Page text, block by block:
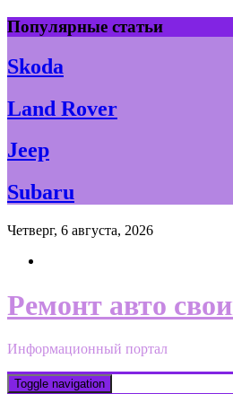
Skip
to
content
Популярные статьи
Skoda
Land Rover
Jeep
Subaru
Четверг, 6 августа, 2026
Ремонт авто
Информационный портал
Toggle navigation